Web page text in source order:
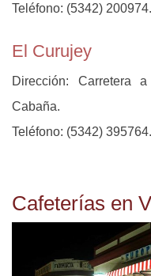
Teléfono: (5342) 200974.
El Curujey
Dirección: Carretera
Cabaña.
Teléfono: (5342) 395764.
Cafeterías en